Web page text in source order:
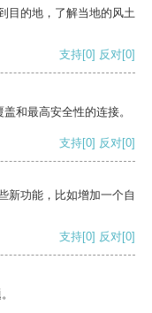
目的地，了解当地的风土
支持[0] 反对[0]
和最高安全性的连接。
支持[0] 反对[0]
新功能，比如增加一个自
支持[0] 反对[0]